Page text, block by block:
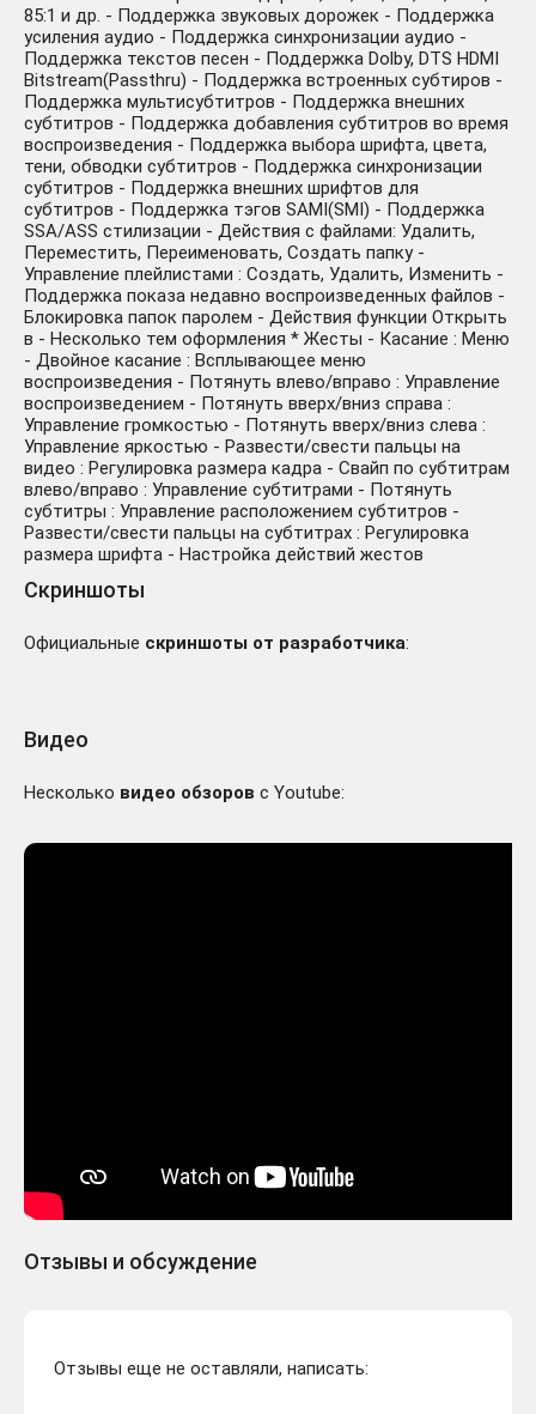
85:1 и др. - Поддержка звуковых дорожек - Поддержка
усиления аудио - Поддержка синхронизации аудио -
Поддержка текстов песен - Поддержка Dolby, DTS HDMI
Bitstream(Passthru) - Поддержка встроенных субтиров -
Поддержка мультисубтитров - Поддержка внешних
субтитров - Поддержка добавления субтитров во время
воспроизведения - Поддержка выбора шрифта, цвета,
тени, обводки субтитров - Поддержка синхронизации
субтитров - Поддержка внешних шрифтов для
субтитров - Поддержка тэгов SAMI(SMI) - Поддержка
SSA/ASS стилизации - Действия с файлами: Удалить,
Переместить, Переименовать, Создать папку -
Управление плейлистами : Создать, Удалить, Изменить -
Поддержка показа недавно воспроизведенных файлов -
Блокировка папок паролем - Действия функции Открыть
в - Несколько тем оформления * Жесты - Касание : Меню
- Двойное касание : Всплывающее меню
воспроизведения - Потянуть влево/вправо : Управление
воспроизведением - Потянуть вверх/вниз справа :
Управление громкостью - Потянуть вверх/вниз слева :
Управление яркостью - Развести/свести пальцы на
видео : Регулировка размера кадра - Свайп по субтитрам
влево/вправо : Управление субтитрами - Потянуть
субтитры : Управление расположением субтитров -
Развести/свести пальцы на субтитрах : Регулировка
размера шрифта - Настройка действий жестов
Скриншоты
Официальные скриншоты от разработчика:
Видео
Несколько видео обзоров с Youtube:
Отзывы и обсуждение
Отзывы еще не оставляли, написать: